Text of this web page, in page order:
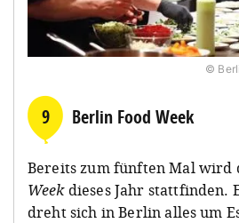
©
9 Berlin Food Week
Bereits zum fünften Mal wird
Weekdieses Jahr stattfinden.
dreht sich in Berlin alles um